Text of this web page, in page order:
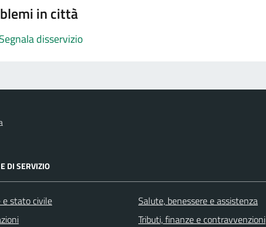
in città
disservizio
DI SERVIZIO
e stato civile
Salute, benessere e assistenza
Tributi, finanze e contravvenzioni